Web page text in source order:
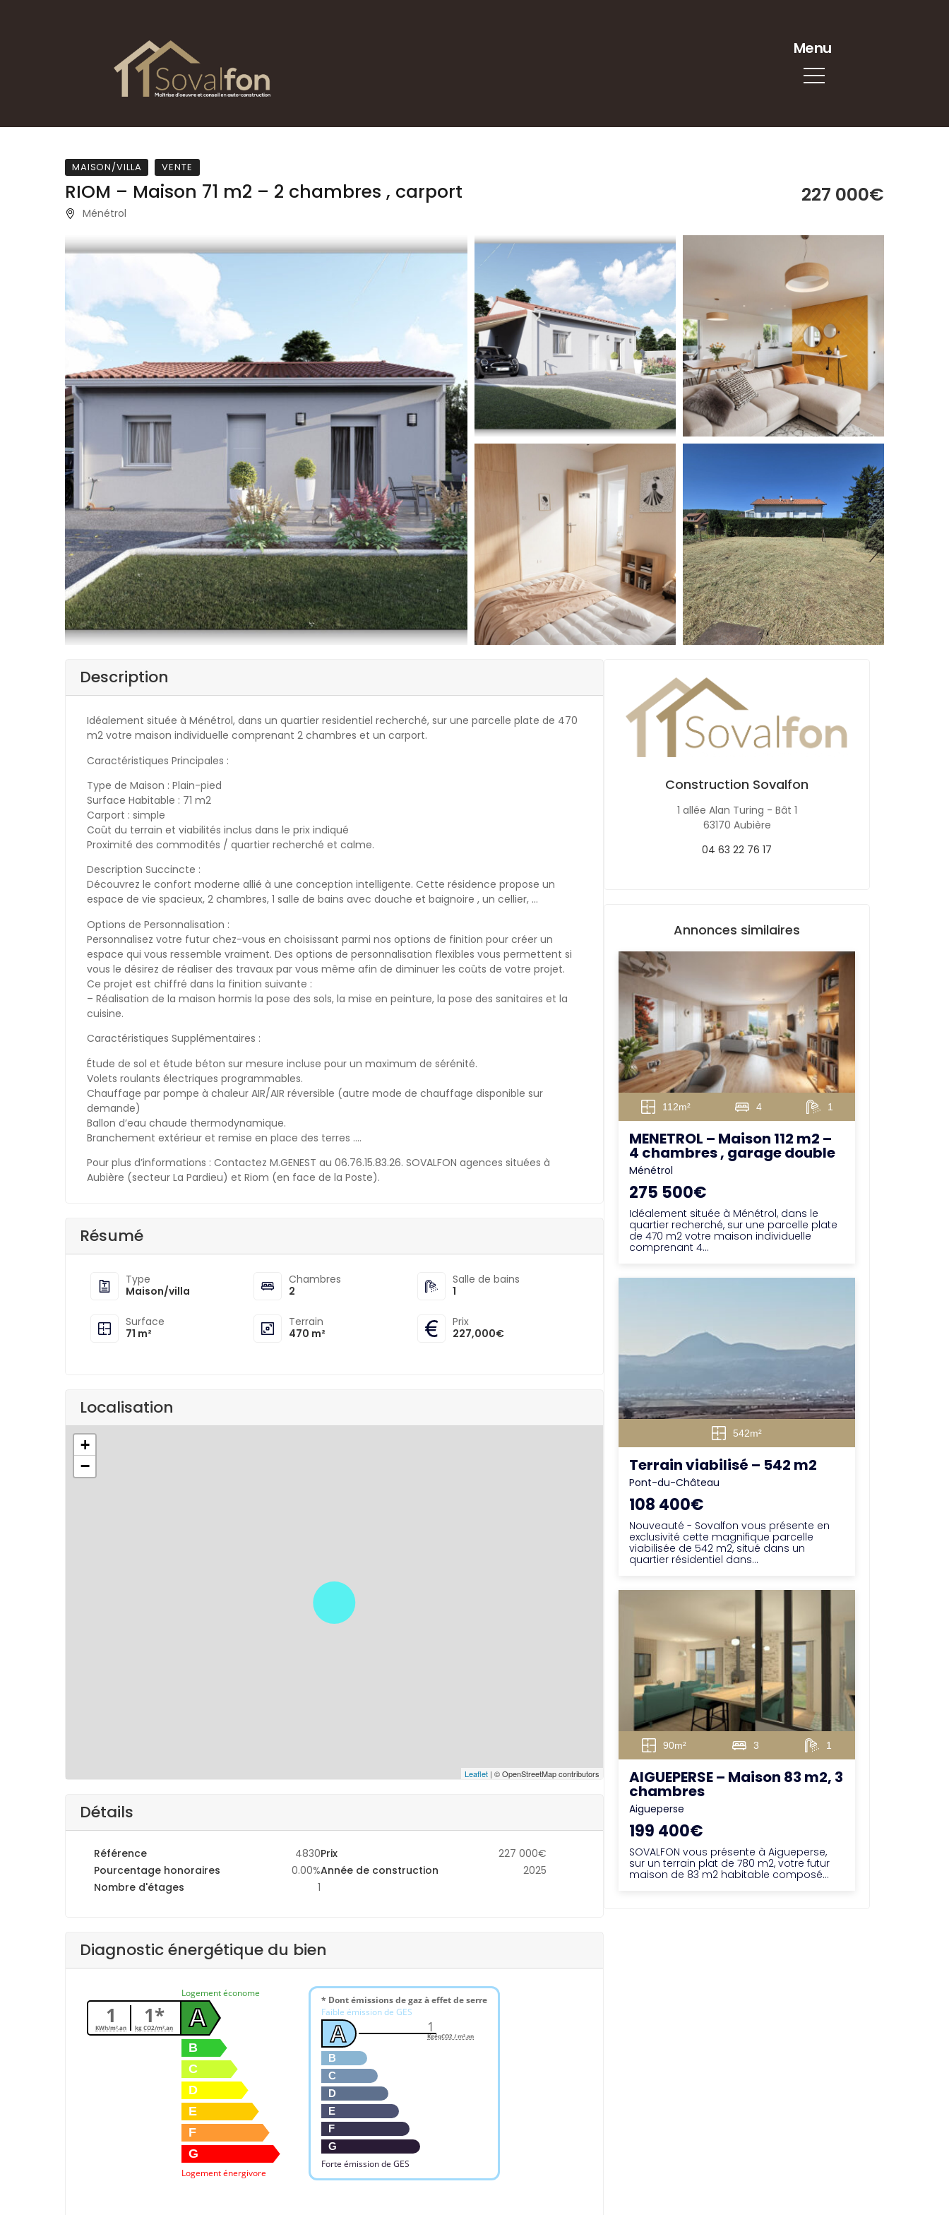
Menu
MAISON/VILLA VENTE
RIOM – Maison 71 m2 – 2 chambres , carport
Ménétrol
227 000€
Description
Idéalement située à Ménétrol, dans un quartier residentiel recherché, sur une parcelle plate de 470
m2 votre maison individuelle comprenant 2 chambres et un carport.
Caractéristiques Principales :
Type de Maison : Plain-pied
Surface Habitable : 71 m2
Carport : simple
Coût du terrain et viabilités inclus dans le prix indiqué
Proximité des commodités / quartier recherché et calme.
Description Succincte :
Découvrez le confort moderne allié à une conception intelligente. Cette résidence propose un
espace de vie spacieux, 2 chambres, 1 salle de bains avec douche et baignoire , un cellier, …
Options de Personnalisation :
Personnalisez votre futur chez-vous en choisissant parmi nos options de finition pour créer un
espace qui vous ressemble vraiment. Des options de personnalisation flexibles vous permettent si
vous le désirez de réaliser des travaux par vous même afin de diminuer les coûts de votre projet.
Ce projet est chiffré dans la finition suivante :
– Réalisation de la maison hormis la pose des sols, la mise en peinture, la pose des sanitaires et la
cuisine.
Caractéristiques Supplémentaires :
Étude de sol et étude béton sur mesure incluse pour un maximum de sérénité.
Volets roulants électriques programmables.
Chauffage par pompe à chaleur AIR/AIR réversible (autre mode de chauffage disponible sur
demande)
Ballon d’eau chaude thermodynamique.
Branchement extérieur et remise en place des terres ….
Pour plus d’informations : Contactez M.GENEST au 06.76.15.83.26. SOVALFON agences situées à
Aubière (secteur La Pardieu) et Riom (en face de la Poste).
Résumé
Type
Maison/villa
Chambres
2
Salle de bains
1
Surface
71 m²
Terrain
470 m²
Prix
227,000€
Localisation
+
−
Leaflet | © OpenStreetMap contributors
Détails
Référence 4830Prix
227 000€
Pourcentage honoraires
0.00%Année de construction
2025
Nombre d'étages
1
Diagnostic énergétique du bien
1
KWh/m².an 1*
kg CO2/m².an
Logement économe
A
B
C
D
E
F
G
Logement énergivore
* Dont émissions de gaz à effet de serre
Faible émission de GES
A
B
C
D
E
F
G
Forte émission de GES
1
KgéqCO2 / m².an
Construction Sovalfon
1 allée Alan Turing - Bât 1
63170 Aubière
04 63 22 76 17
Annonces similaires
112m² 4 1
MENETROL – Maison 112 m2 –
4 chambres , garage double
Ménétrol
275 500€
Idéalement située à Ménétrol, dans le
quartier recherché, sur une parcelle plate
de 470 m2 votre maison individuelle
comprenant 4...
542m²
Terrain viabilisé – 542 m2
Pont-du-Château
108 400€
Nouveauté - Sovalfon vous présente en
exclusivité cette magnifique parcelle
viabilisée de 542 m2, situé dans un
quartier résidentiel dans...
90m² 3 1
AIGUEPERSE – Maison 83 m2, 3
chambres
Aigueperse
199 400€
SOVALFON vous présente à Aigueperse,
sur un terrain plat de 780 m2, votre futur
maison de 83 m2 habitable composé...